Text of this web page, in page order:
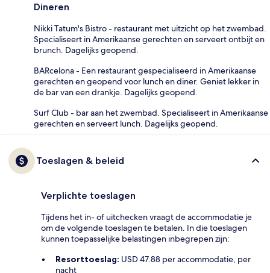
Dineren
Nikki Tatum's Bistro - restaurant met uitzicht op het zwembad.
Specialiseert in Amerikaanse gerechten en serveert ontbijt en
brunch. Dagelijks geopend.
BARcelona - Een restaurant gespecialiseerd in Amerikaanse
gerechten en geopend voor lunch en diner. Geniet lekker in
de bar van een drankje. Dagelijks geopend.
Surf Club - bar aan het zwembad. Specialiseert in Amerikaanse
gerechten en serveert lunch. Dagelijks geopend.
Toeslagen & beleid
Verplichte toeslagen
Tijdens het in- of uitchecken vraagt de accommodatie je
om de volgende toeslagen te betalen. In die toeslagen
kunnen toepasselijke belastingen inbegrepen zijn:
Resorttoeslag: USD 47.88 per accommodatie, per
nacht